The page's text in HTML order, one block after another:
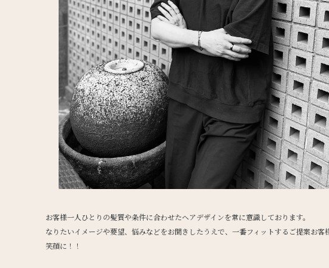
お客様一人ひとりの髪質や条件に合わせたヘアデザインを常に意識しております。
なりたいイメージや要望、悩みなどをお聞きしたうえで、一番フィットするご提案お客
笑顔に！！